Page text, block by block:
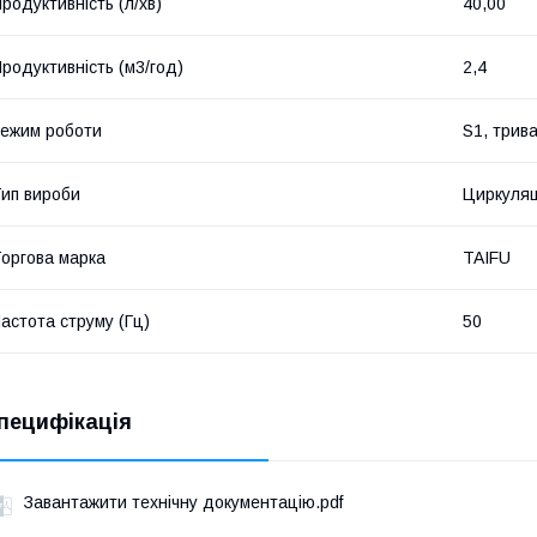
(м3/год) 2,4
роботи S1,
вироби
марка TAIFU
струму (Гц) 50
Завантажити технічну документацію.pdf